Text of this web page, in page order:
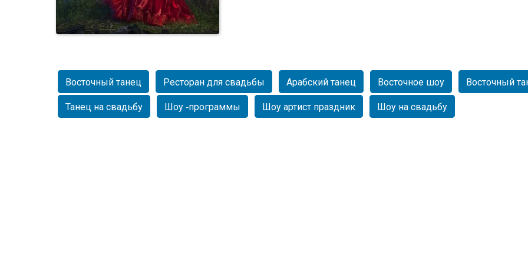
Восточный танец Ресторан для свадьбы Арабский танец Восточное шоу Восточный
Танец на свадьбу
Шоу -программы Шоу артист праздник Шоу на свадьбу